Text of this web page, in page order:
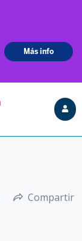
Compartir